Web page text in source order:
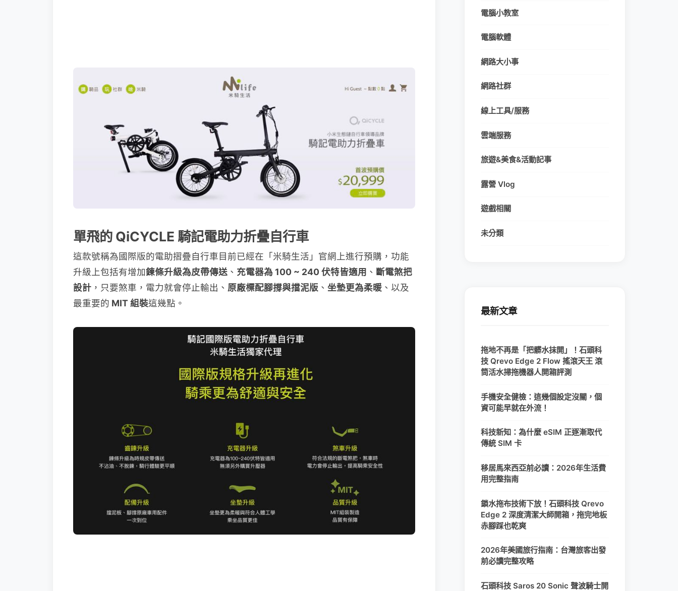
單飛的 QiCYCLE 騎記電助力折疊自行車
這款號稱為國際版的電助摺疊自行車目前已經在「米騎生活」官網上進行預購，功能
升級上包括有增加鍊條升級為皮帶傳送 、 充電器為 100 ~ 240 伏特皆適用 、 斷電煞把
設計 ，只要煞車，電力就會停止輸出、 原廠標配腳撐與擋泥版 、 坐墊更為柔暖 、以及
最重要的 MIT 組裝這幾點。
電腦小教室
電腦軟體
網路大小事
網路社群
線上工具/服務
雲端服務
旅遊&美食&活動記事
露營 Vlog
遊戲相關
未分類
最新文章
拖地不再是「把髒水抹開」！石頭科
技 Qrevo Edge 2 Flow 搖滾天王 滾
筒活水掃拖機器人開箱評測
手機安全健檢：這幾個設定沒關，個
資可能早就在外流！
科技新知：為什麼 eSIM 正逐漸取代
傳統 SIM 卡
移居馬來西亞前必讀：2026年生活費
用完整指南
鎖水拖布技術下放！石頭科技 Qrevo
Edge 2 深度清潔大師開箱，拖完地板
赤腳踩也乾爽
2026年美國旅行指南：台灣旅客出發
前必讀完整攻略
石頭科技 Saros 20 Sonic 聲波騎士開